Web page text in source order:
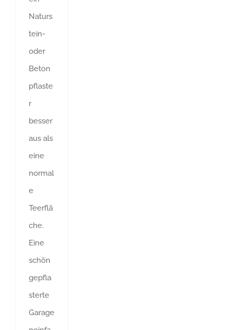
Naturs
tein-
oder
Beton
pflaste
r
besser
aus als
eine
normal
e
Teerflä
che.
Eine
schön
gepfla
sterte
Garage